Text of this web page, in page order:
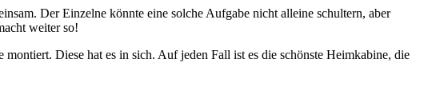
Der Einzelne könnte eine solche Aufgabe nicht alleine schultern, aber
weiter so!
Diese hat es in sich. Auf jeden Fall ist es die schönste Heimkabine, die